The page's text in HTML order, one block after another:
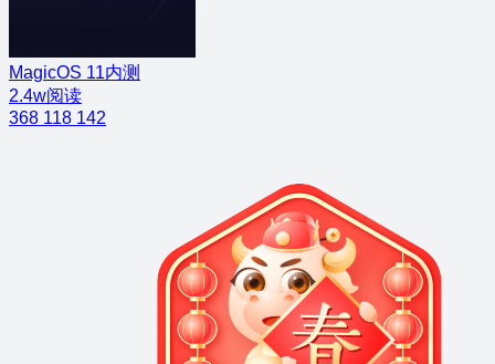
MagicOS 11内测
2.4w阅读
368 118 142